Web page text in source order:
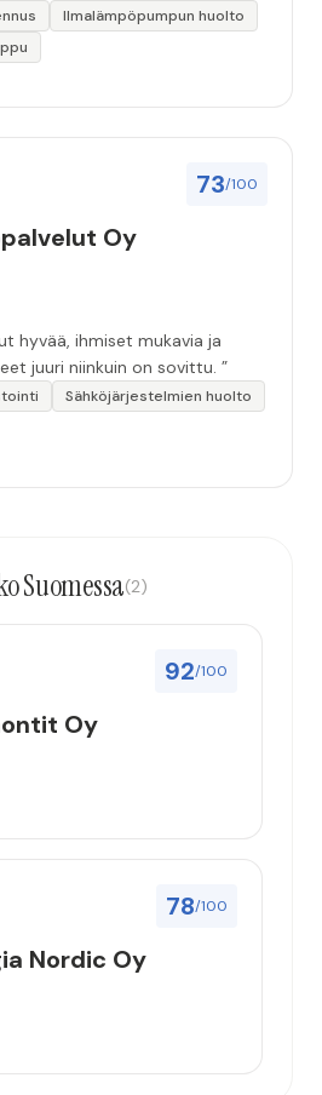
Ilmalämpöpumpun huolto
73/100
Oy
hyvää, ihmiset mukavia ja
juuri niinkuin on sovittu. ”
Sähköjärjestelmien huolto
Suomessa(2)
92/100
Oy
78/100
Nordic Oy